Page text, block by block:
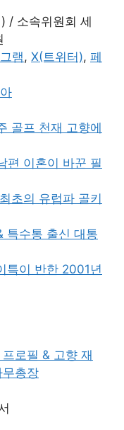
/ 소속위원회 세
램, X(트위터), 페
골프 천재 고향에
편 이혼이 바꾼 필
초의 유럽파 골키
특수통 출신 대통
특이 반한 2001년
로필 & 고향 재
총장